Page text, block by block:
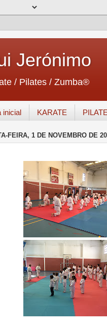
Jerónimo
/ Pilates / Zumba®
inicial KARATE
FEIRA, 1 DE NOVEMBRO DE